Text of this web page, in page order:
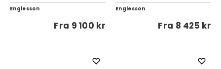
Englesson
Fra 9 100 kr
Englesson
Fra 8 425 kr